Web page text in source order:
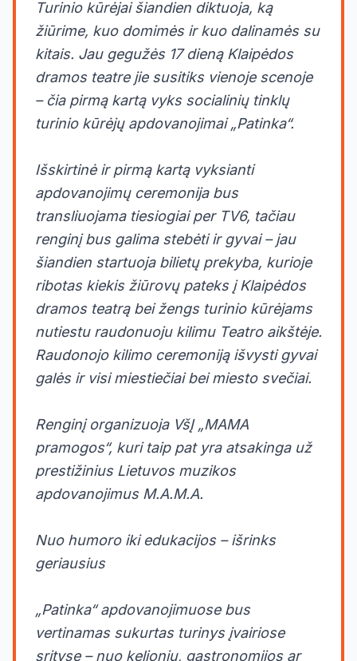
Turinio kūrėjai šiandien diktuoja, ką
žiūrime, kuo domimės ir kuo dalinamės su
kitais. Jau gegužės 17 dieną Klaipėdos
dramos teatre jie susitiks vienoje scenoje
– čia pirmą kartą vyks socialinių tinklų
turinio kūrėjų apdovanojimai „Patinka“.
Išskirtinė ir pirmą kartą vyksianti
apdovanojimų ceremonija bus
transliuojama tiesiogiai per TV6, tačiau
renginį bus galima stebėti ir gyvai – jau
šiandien startuoja bilietų prekyba, kurioje
ribotas kiekis žiūrovų pateks į Klaipėdos
dramos teatrą bei žengs turinio kūrėjams
nutiestu raudonuoju kilimu Teatro aikštėje.
Raudonojo kilimo ceremoniją išvysti gyvai
galės ir visi miestiečiai bei miesto svečiai.
Renginį organizuoja VšĮ „MAMA
pramogos“, kuri taip pat yra atsakinga už
prestižinius Lietuvos muzikos
apdovanojimus M.A.M.A.
Nuo humoro iki edukacijos – išrinks
geriausius
„Patinka“ apdovanojimuose bus
vertinamas sukurtas turinys įvairiose
srityse – nuo kelionių, gastronomijos ar